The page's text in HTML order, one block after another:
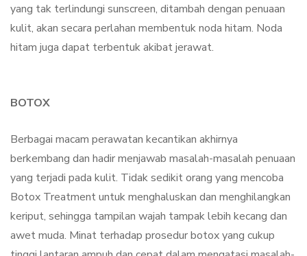
yang tak terlindungi sunscreen, ditambah dengan penuaan
kulit, akan secara perlahan membentuk noda hitam. Noda
hitam juga dapat terbentuk akibat jerawat.
BOTOX
Berbagai macam perawatan kecantikan akhirnya
berkembang dan hadir menjawab masalah-masalah penuaan
yang terjadi pada kulit. Tidak sedikit orang yang mencoba
Botox Treatment untuk menghaluskan dan menghilangkan
keriput, sehingga tampilan wajah tampak lebih kecang dan
awet muda. Minat terhadap prosedur botox yang cukup